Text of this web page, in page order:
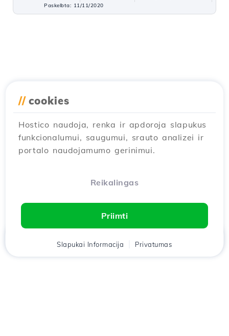
Paskelbta: 11/11/2020
// cookies
Hostico naudoja, renka ir apdoroja slapukus
funkcionalumui, saugumui, srauto analizei ir
portalo naudojamumo gerinimui.
Reikalingas
Priimti
Slapukai Informacija Privatumas
Klientas Krepšelis Pokalbis